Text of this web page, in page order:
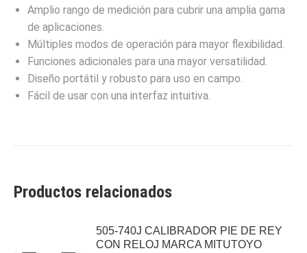
Amplio rango de medición para cubrir una amplia gama
de aplicaciones.
Múltiples modos de operación para mayor flexibilidad.
Funciones adicionales para una mayor versatilidad.
Diseño portátil y robusto para uso en campo.
Fácil de usar con una interfaz intuitiva.
Productos relacionados
505-740J CALIBRADOR PIE DE REY
CON RELOJ MARCA MITUTOYO